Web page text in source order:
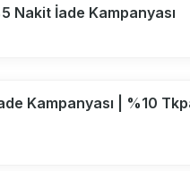
Nakit İade Kampanyası
Kampanyası | %10